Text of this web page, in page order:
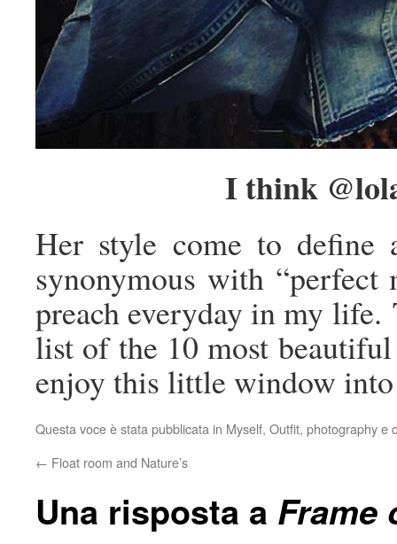
I think
Her style come to
synonymous with
preach everyday in my
list of the 10 most
enjoy this little window
Questa voce è stata pubblicata in Myself, Outfit, photographye
← Float room and Nature’s
Una risposta a Frame